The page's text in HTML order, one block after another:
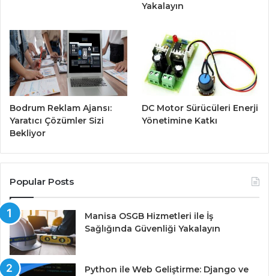
Yakalayın
Bodrum Reklam Ajansı:
Yaratıcı Çözümler Sizi
Bekliyor
DC Motor Sürücüleri Enerji
Yönetimine Katkı
Popular Posts
Manisa OSGB Hizmetleri ile İş
Sağlığında Güvenliği Yakalayın
Python ile Web Geliştirme: Django ve